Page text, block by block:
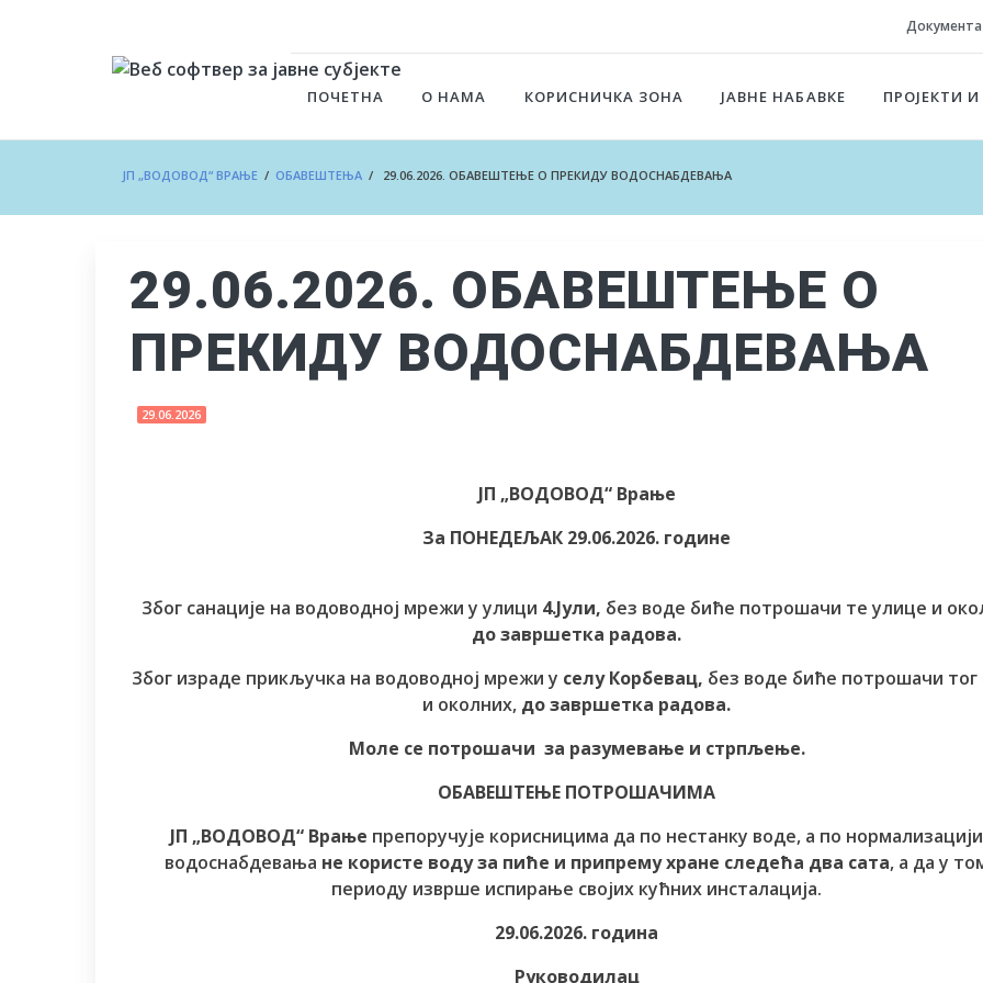
Документа
ПОЧЕТНА О НАМА КОРИСНИЧКА ЗОНА ЈАВНЕ НАБАВКЕ ПРОЈЕКТИ
ЈП „ВОДОВОД“ ВРАЊЕ / ОБАВЕШТЕЊА / 29.06.2026. ОБАВЕШТЕЊЕ О ПРЕКИДУ ВОДОСНАБДЕВАЊА
29.06.2026. ОБАВЕШТЕЊЕ О
ПРЕКИДУ ВОДОСНАБДЕВАЊА
29.06.2026
ЈП „ВОДОВОД“ Врање
За ПОНЕДЕЉАК 29.06.2026. године
Због санације на водоводној мрежи у улици 4.Јули, без воде биће потрошачи те улице и
до завршетка радова.
Због израде прикључка на водоводној мрежи у селу Корбевац, без воде биће потрошачи тог
и околних, до завршетка радова.
Моле се потрошачи за разумевање и стрпљење.
ОБАВЕШТЕЊЕ ПОТРОШАЧИМА
ЈП „ВОДОВОД“ Врање препоручује корисницима да по нестанку воде, а по нормализацији
водоснабдевања не користе воду за пиће и припрему хране следећа два сата, а да у
периоду изврше испирање својих кућних инсталација.
29.06.2026. година
Руководилац